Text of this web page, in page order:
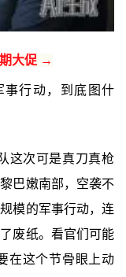
大促 →
事行动，到底图什
这次可是真刀真枪
巴嫩南部，空袭不
模的军事行动，连
废纸。看官们可能
在这个节骨眼上动